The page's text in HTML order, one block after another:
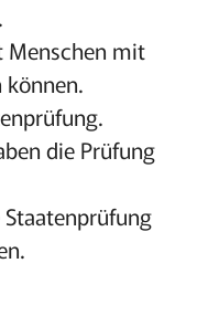
Menschen mit
können.
die Prüfung